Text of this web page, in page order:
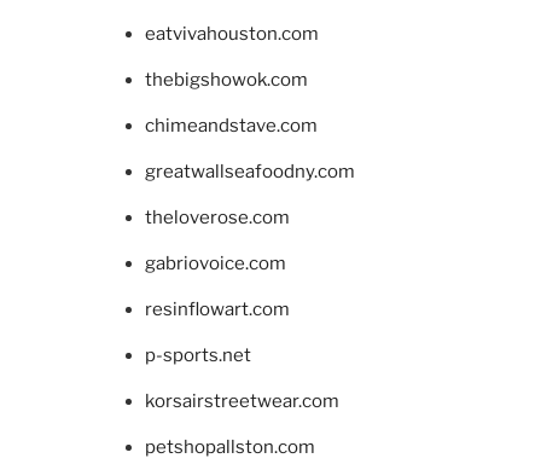
eatvivahouston.com
thebigshowok.com
chimeandstave.com
greatwallseafoodny.com
theloverose.com
gabriovoice.com
resinflowart.com
p-sports.net
korsairstreetwear.com
petshopallston.com